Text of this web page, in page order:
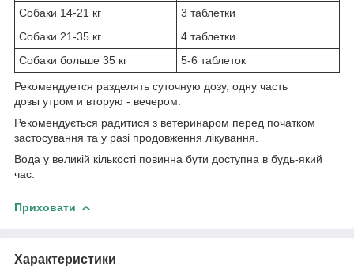
Собаки 14-21 кг
3 таблетки
Собаки 21-35 кг
4 таблетки
Собаки больше 35 кг
5-6 таблеток
Рекомендуется разделять суточную дозу, одну часть
дозы утром и вторую - вечером.
Рекомендується радитися з ветеринаром перед початком
застосування та у разі продовження лікування.
Вода у великій кількості повинна бути доступна в будь-який
час.
Приховати
Характеристики